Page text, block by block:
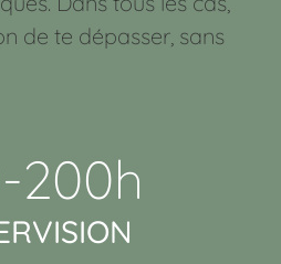
de te dépasser, sans
200h